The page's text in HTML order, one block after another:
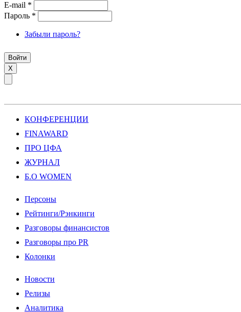
E-mail *
Пароль *
Забыли пароль?
X
КОНФЕРЕНЦИИ
FINAWARD
ПРО ЦФА
ЖУРНАЛ
Б.О WOMEN
Персоны
Рейтинги/Рэнкинги
Разговоры финансистов
Разговоры про PR
Колонки
Новости
Релизы
Аналитика